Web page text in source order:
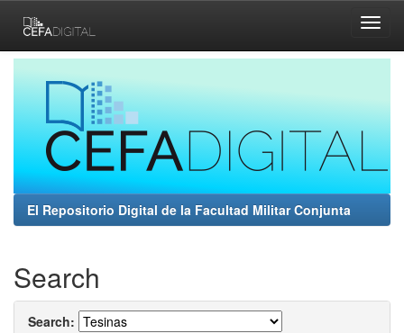
navigation
El Repositorio Digital de la Facultad Militar Conjunta
Search
Search: